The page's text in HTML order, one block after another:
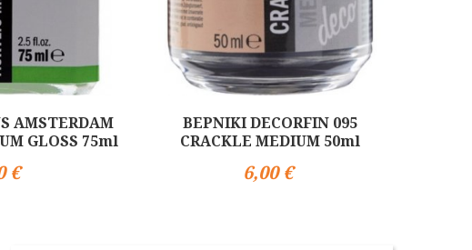
AMSTERDAM
GLOSS 75ml
€
ΒΕΡΝΙΚΙ DECORFIN 095
CRACKLE MEDIUM 50ml
6,00 €